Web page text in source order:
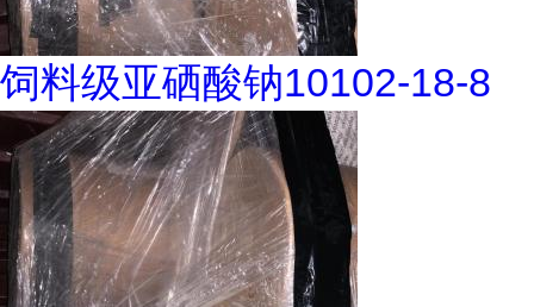
饲料级亚硒酸钠10102-18-8